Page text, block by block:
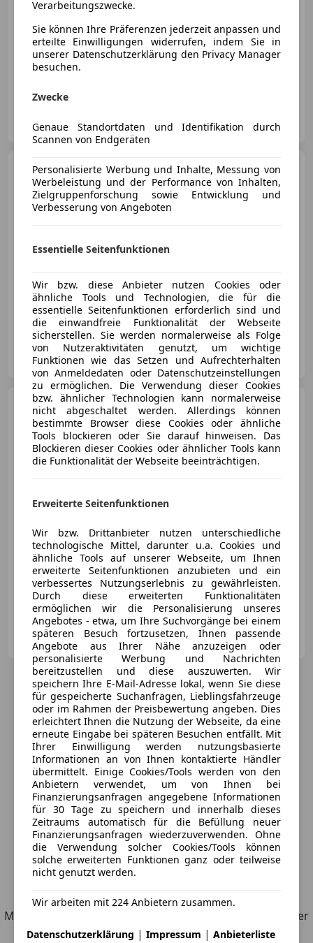
04/2021 99 137 km
Elektro/Benzin
215 kW (292 PS)
AT-2511 Pfaffstätten
BMW Active Hybrid 3M
Sport G20
€ 29 000
07/2020 77 311 km
Elektro/Benzin
185 kW (252 PS)
Privat
AT-1110 wien
BMW Active Hybrid 3M
Sport Paket
05/2020 100 000 km
Elektro/Benzin
215 kW (292 PS)
Privat
AT-3392 Dunkelsteinerwald
Angebote
Möchtest du automatisch über neue Fahrzeuge zu deiner
Suche informiert werden?
Verarbeitungszwecke.
Sie können Ihre Präferenzen jederzeit anpassen und
erteilte Einwilligungen widerrufen, indem Sie in
unserer Datenschutzerklärung den Privacy Manager
besuchen.
Zwecke
Genaue Standortdaten und Identifikation durch
Scannen von Endgeräten
Personalisierte Werbung und Inhalte, Messung von
Werbeleistung und der Performance von Inhalten,
Zielgruppenforschung sowie Entwicklung und
Verbesserung von Angeboten
Essentielle Seitenfunktionen
Wir bzw. diese Anbieter nutzen Cookies oder
ähnliche Tools und Technologien, die für die
essentielle Seitenfunktionen erforderlich sind und
die einwandfreie Funktionalität der Webseite
sicherstellen. Sie werden normalerweise als Folge
von Nutzeraktivitäten genutzt, um wichtige
Funktionen wie das Setzen und Aufrechterhalten
von Anmeldedaten oder Datenschutzeinstellungen
zu ermöglichen. Die Verwendung dieser Cookies
bzw. ähnlicher Technologien kann normalerweise
nicht abgeschaltet werden. Allerdings können
bestimmte Browser diese Cookies oder ähnliche
Tools blockieren oder Sie darauf hinweisen. Das
Blockieren dieser Cookies oder ähnlicher Tools kann
die Funktionalität der Webseite beeinträchtigen.
Erweiterte Seitenfunktionen
Wir bzw. Drittanbieter nutzen unterschiedliche
technologische Mittel, darunter u.a. Cookies und
ähnliche Tools auf unserer Webseite, um Ihnen
erweiterte Seitenfunktionen anzubieten und ein
verbessertes Nutzungserlebnis zu gewährleisten.
Durch diese erweiterten Funktionalitäten
ermöglichen wir die Personalisierung unseres
Angebotes - etwa, um Ihre Suchvorgänge bei einem
späteren Besuch fortzusetzen, Ihnen passende
Angebote aus Ihrer Nähe anzuzeigen oder
personalisierte Werbung und Nachrichten
bereitzustellen und diese auszuwerten. Wir
speichern Ihre E-Mail-Adresse lokal, wenn Sie diese
für gespeicherte Suchanfragen, Lieblingsfahrzeuge
oder im Rahmen der Preisbewertung angeben. Dies
erleichtert Ihnen die Nutzung der Webseite, da eine
erneute Eingabe bei späteren Besuchen entfällt. Mit
Ihrer Einwilligung werden nutzungsbasierte
Informationen an von Ihnen kontaktierte Händler
übermittelt. Einige Cookies/Tools werden von den
Anbietern verwendet, um von Ihnen bei
Finanzierungsanfragen angegebene Informationen
für 30 Tage zu speichern und innerhalb dieses
Zeitraums automatisch für die Befüllung neuer
Finanzierungsanfragen wiederzuverwenden. Ohne
die Verwendung solcher Cookies/Tools können
solche erweiterten Funktionen ganz oder teilweise
nicht genutzt werden.
Wir arbeiten mit 224 Anbietern zusammen.
Datenschutzerklärung | Impressum | Anbieterliste